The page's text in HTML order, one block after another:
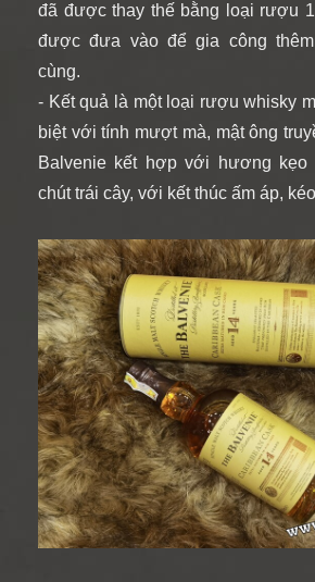
đã được thay thế bằng loại rượu
được đưa vào để gia công
cùng.
- Kết quả là một loại rượu whisky
biệt với tính mượt mà, mật ông
Balvenie kết hợp với hương
chút trái cây, với kết thúc ấm áp,